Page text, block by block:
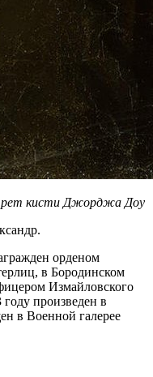
кисти Джорджа Доу
орденом
в Бородинском
Измайловского
произведен в
в Военной галерее